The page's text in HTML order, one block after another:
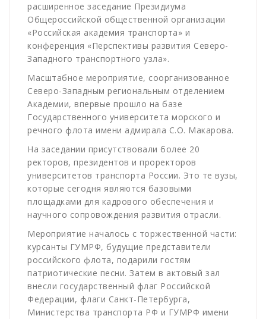
расширенное заседание Президиума
Общероссийской общественной организации
«Российская академия транспорта» и
конференция «Перспективы развития Северо-
Западного транспортного узла».
Масштабное мероприятие, соорганизованное
Северо-Западным региональным отделением
Академии, впервые прошло на базе
Государственного университета морского и
речного флота имени адмирала С.О. Макарова.
На заседании присутствовали более 20
ректоров, президентов и проректоров
университетов транспорта России. Это те вузы,
которые сегодня являются базовыми
площадками для кадрового обеспечения и
научного сопровождения развития отрасли.
Мероприятие началось с торжественной части:
курсанты ГУМРФ, будущие представители
российского флота, подарили гостям
патриотические песни. Затем в актовый зал
внесли государственный флаг Российской
Федерации, флаги Санкт-Петербурга,
Министерства транспорта РФ и ГУМРФ имени